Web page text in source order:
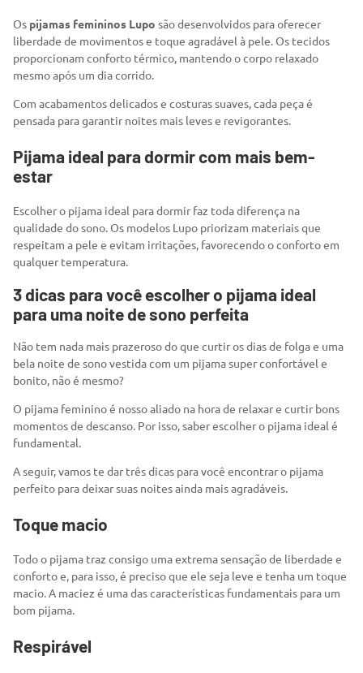
Os pijamas femininos Lupo são desenvolvidos para oferecer
liberdade de movimentos e toque agradável à pele. Os tecidos
proporcionam conforto térmico, mantendo o corpo relaxado
mesmo após um dia corrido.
Com acabamentos delicados e costuras suaves, cada peça é
pensada para garantir noites mais leves e revigorantes.
Pijama ideal para dormir com mais bem-
estar
Escolher o pijama ideal para dormir faz toda diferença na
qualidade do sono. Os modelos Lupo priorizam materiais que
respeitam a pele e evitam irritações, favorecendo o conforto em
qualquer temperatura.
3 dicas para você escolher o pijama ideal
para uma noite de sono perfeita
Não tem nada mais prazeroso do que curtir os dias de folga e uma
bela noite de sono vestida com um pijama super confortável e
bonito, não é mesmo?
O pijama feminino é nosso aliado na hora de relaxar e curtir bons
momentos de descanso. Por isso, saber escolher o pijama ideal é
fundamental.
A seguir, vamos te dar três dicas para você encontrar o pijama
perfeito para deixar suas noites ainda mais agradáveis.
Toque macio
Todo o pijama traz consigo uma extrema sensação de liberdade e
conforto e, para isso, é preciso que ele seja leve e tenha um toque
macio. A maciez é uma das características fundamentais para um
bom pijama.
Respirável